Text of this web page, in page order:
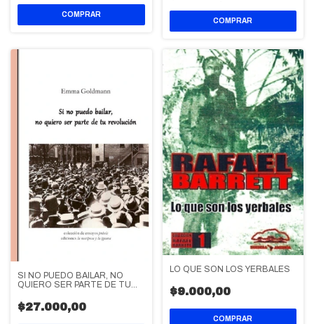
SI NO PUEDO BAILAR, NO
QUIERO SER PARTE DE TU
$27.000,00
LO QUE SON LOS YERBALES
$9.000,00